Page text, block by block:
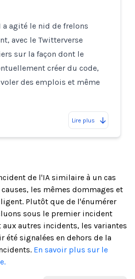
a agité le nid de frelons
avec le Twitterverse
sur la façon dont le
créer du code,
des emplois et même
Lire plus
de l'IA similaire à un cas
les mêmes dommages et
Plutôt que de l'énumérer
sous le premier incident
autres incidents, les variantes
été signalées en dehors de la
En savoir plus sur le